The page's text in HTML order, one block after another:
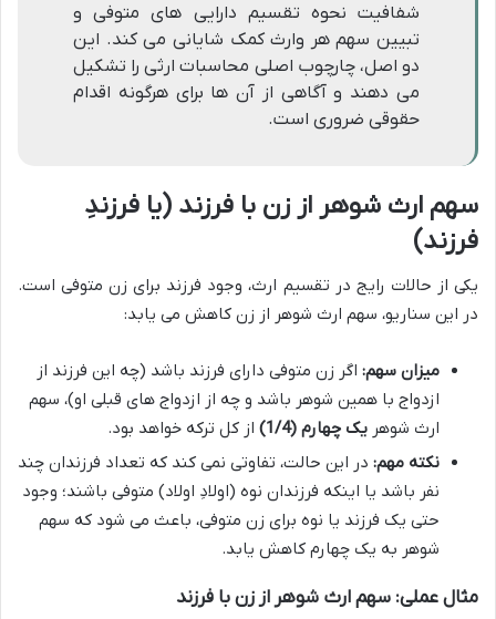
شفافیت نحوه تقسیم دارایی های متوفی و
تبیین سهم هر وارث کمک شایانی می کند. این
دو اصل، چارچوب اصلی محاسبات ارثی را تشکیل
می دهند و آگاهی از آن ها برای هرگونه اقدام
حقوقی ضروری است.
سهم ارث شوهر از زن با فرزند (یا فرزندِ
فرزند)
یکی از حالات رایج در تقسیم ارث، وجود فرزند برای زن متوفی است.
در این سناریو، سهم ارث شوهر از زن کاهش می یابد:
میزان سهم: اگر زن متوفی دارای فرزند باشد (چه این فرزند از
ازدواج با همین شوهر باشد و چه از ازدواج های قبلی او)، سهم
ارث شوهر یک چهارم (1/4)
از کل ترکه خواهد بود.
نکته مهم: در این حالت، تفاوتی نمی کند که تعداد فرزندان چند
نفر باشد یا اینکه فرزندان نوه (اولادِ اولاد) متوفی باشند؛ وجود
حتی یک فرزند یا نوه برای زن متوفی، باعث می شود که سهم
شوهر به یک چهارم کاهش یابد.
مثال عملی: سهم ارث شوهر از زن با فرزند